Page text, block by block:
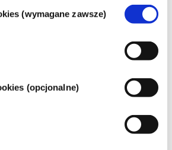
(wymagane zawsze)
(opcjonalne)
kosmetyków
że w przypadku
poza UE mogą
swoje kosmetyki